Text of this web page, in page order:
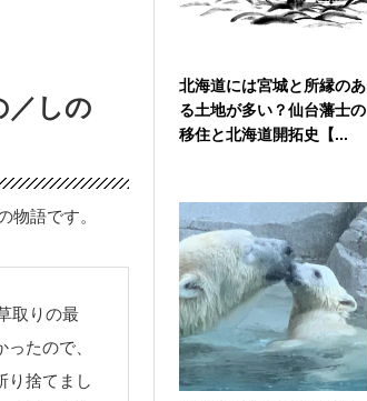
／しの
物語です。
取りの最
たので、
り捨てまし
北海道には宮城と所縁のあ
る土地が多い？仙台藩士の
移住と北海道開拓史【...